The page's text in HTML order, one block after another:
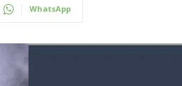
WhatsApp